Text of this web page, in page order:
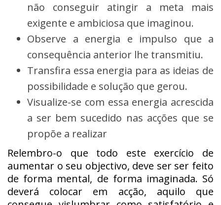
não conseguir atingir a meta mais
exigente e ambiciosa que imaginou.
Observe a energia e impulso que a
consequência anterior lhe transmitiu.
Transfira essa energia para as ideias de
possibilidade e solução que gerou.
Visualize-se com essa energia acrescida
a ser bem sucedido nas acções que se
propõe a realizar
Relembro-o que todo este exercício de
aumentar o seu objectivo, deve ser ser feito
de forma mental, de forma imaginada. Só
deverá colocar em acção, aquilo que